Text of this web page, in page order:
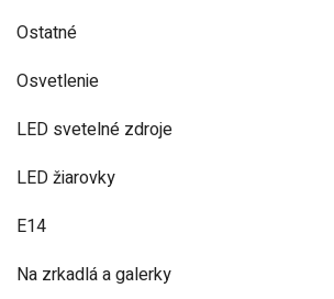
Ostatné
Osvetlenie
LED svetelné zdroje
LED žiarovky
E14
Na zrkadlá a galerky